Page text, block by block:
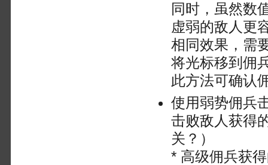
同时，虽然数
虚弱的敌人更
相同效果，需
将光标移到佣
此方法可确认
使用弱势佣兵
击败敌人获得
关？）
* 高级佣兵获